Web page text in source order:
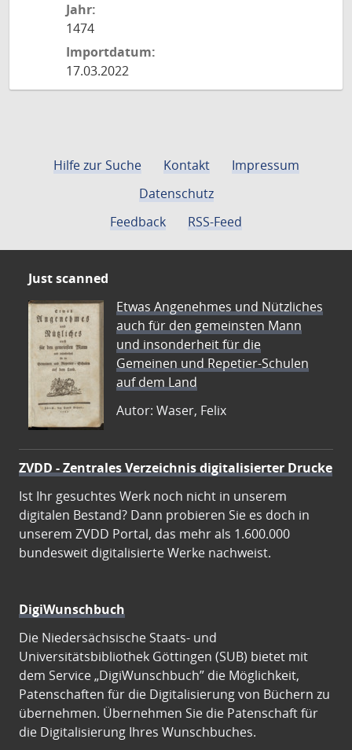
Jahr:
1474
Importdatum:
17.03.2022
Hilfe zur Suche Kontakt
Impressum
Datenschutz
Feedback
RSS-Feed
Just scanned
Etwas Angenehmes und Nützliches
auch für den gemeinsten Mann
und insonderheit für die
Gemeinen und Repetier-Schulen
auf dem Land
Autor: Waser, Felix
ZVDD - Zentrales Verzeichnis digitalisierter Drucke
Ist Ihr gesuchtes Werk noch nicht in unserem
digitalen Bestand? Dann probieren Sie es doch in
unserem ZVDD Portal, das mehr als 1.600.000
bundesweit digitalisierte Werke nachweist.
DigiWunschbuch
Die Niedersächsische Staats- und
Universitätsbibliothek Göttingen (SUB) bietet mit
dem Service „DigiWunschbuch” die Möglichkeit,
Patenschaften für die Digitalisierung von Büchern zu
übernehmen. Übernehmen Sie die Patenschaft für
die Digitalisierung Ihres Wunschbuches.